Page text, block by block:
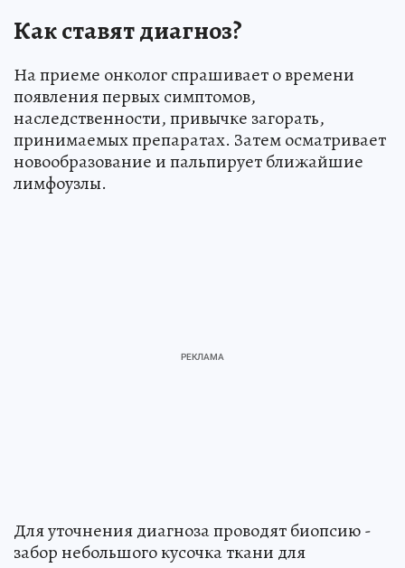
Как ставят диагноз?
На приеме онколог спрашивает о времени
появления первых симптомов,
наследственности, привычке загорать,
принимаемых препаратах. Затем осматривает
новообразование и пальпирует ближайшие
лимфоузлы.
Для уточнения диагноза проводят биопсию -
забор небольшого кусочка ткани для